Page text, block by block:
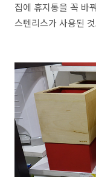
집에 휴지통을 꼭 바
스텐리스가 사용된